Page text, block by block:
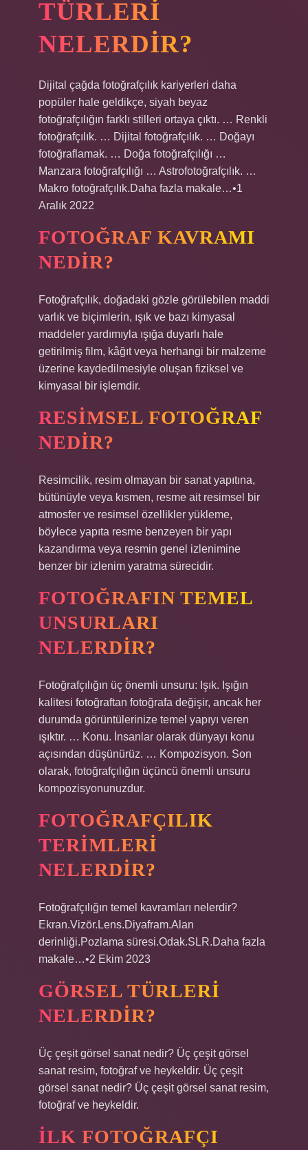
TÜRLERI
NELERDIR?
Dijital çağda fotoğrafçılık kariyerleri daha
popüler hale geldikçe, siyah beyaz
fotoğrafçılığın farklı stilleri ortaya çıktı. … Renkli
fotoğrafçılık. … Dijital fotoğrafçılık. … Doğayı
fotoğraflamak. … Doğa fotoğrafçılığı …
Manzara fotoğrafçılığı … Astrofotoğrafçılık. …
Makro fotoğrafçılık.Daha fazla makale…•1
Aralık 2022
FOTOĞRAF KAVRAMI
NEDIR?
Fotoğrafçılık, doğadaki gözle görülebilen maddi
varlık ve biçimlerin, ışık ve bazı kimyasal
maddeler yardımıyla ışığa duyarlı hale
getirilmiş film, kâğıt veya herhangi bir malzeme
üzerine kaydedilmesiyle oluşan fiziksel ve
kimyasal bir işlemdir.
RESIMSEL FOTOĞRAF
NEDIR?
Resimcilik, resim olmayan bir sanat yapıtına,
bütünüyle veya kısmen, resme ait resimsel bir
atmosfer ve resimsel özellikler yükleme,
böylece yapıta resme benzeyen bir yapı
kazandırma veya resmin genel izlenimine
benzer bir izlenim yaratma sürecidir.
FOTOĞRAFIN TEMEL
UNSURLARI
NELERDIR?
Fotoğrafçılığın üç önemli unsuru: Işık. Işığın
kalitesi fotoğraftan fotoğrafa değişir, ancak her
durumda görüntülerinize temel yapıyı veren
ışıktır. … Konu. İnsanlar olarak dünyayı konu
açısından düşünürüz. … Kompozisyon. Son
olarak, fotoğrafçılığın üçüncü önemli unsuru
kompozisyonunuzdur.
FOTOĞRAFÇILIK
TERIMLERI
NELERDIR?
Fotoğrafçılığın temel kavramları nelerdir?
Ekran.Vizör.Lens.Diyafram.Alan
derinliği.Pozlama süresi.Odak.SLR.Daha fazla
makale…•2 Ekim 2023
GÖRSEL TÜRLERI
NELERDIR?
Üç çeşit görsel sanat nedir? Üç çeşit görsel
sanat resim, fotoğraf ve heykeldir. Üç çeşit
görsel sanat nedir? Üç çeşit görsel sanat resim,
fotoğraf ve heykeldir.
İLK FOTOĞRAFÇI